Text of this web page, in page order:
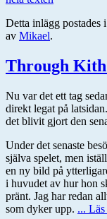
Detta inlägg postades i
av Mikael.
Through
Nu var det ett tag
direkt legat på
det blivit gjort den
Under det senaste
själva spelet, men
en ny bild på
i huvudet av hur hon
pränt. Jag har redan
som dyker upp. ... Läs